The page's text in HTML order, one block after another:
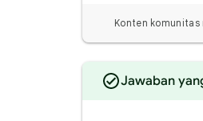
Konten
Jawaban